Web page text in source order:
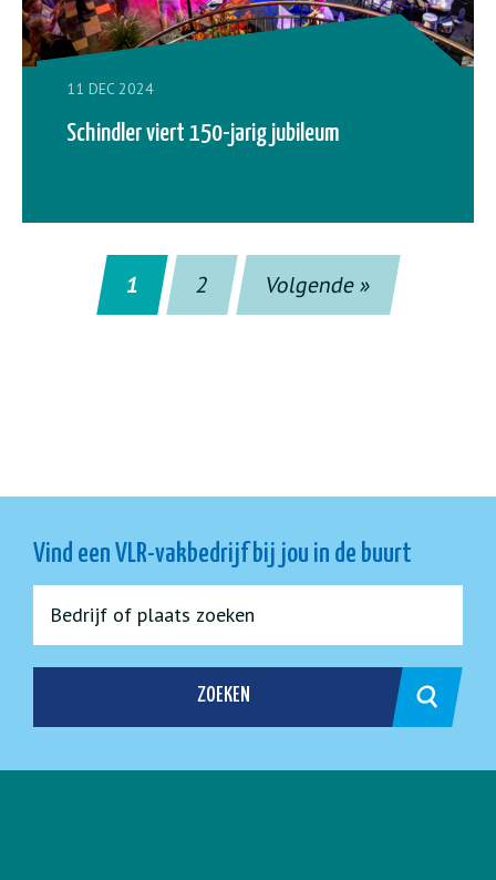
11 DEC 2024
Schindler viert 150-jarig jubileum
1 2 Volgende »
Vind een VLR-vakbedrijf bij jou in de buurt
ZOEKEN